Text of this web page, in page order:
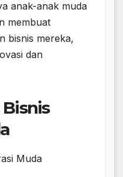
anak-anak muda
membuat
bisnis mereka,
dan
Muda